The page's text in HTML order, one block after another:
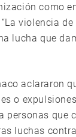
como
violencia
lucha que
aclararon
o
personas que
luchas